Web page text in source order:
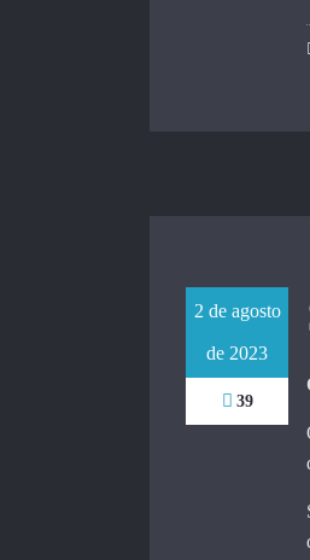
2 de agosto
de 2023
39